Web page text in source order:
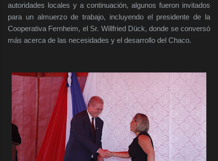
autoridades locales y a continuación, algunos fueron invitados
para un almuerzo de trabajo, incluyendo el presidente de la
Cooperativa Fernheim, el Sr. Willfried Dück, donde se conversó
más acerca de las necesidades y el desarrollo del Chaco.